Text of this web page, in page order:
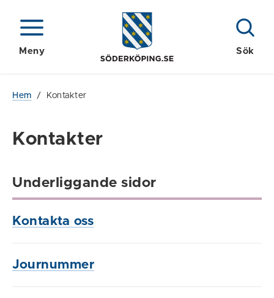
Meny Sök
Hem / Kontakter
Kontakter
Underliggande sidor
Kontakta oss
Journummer